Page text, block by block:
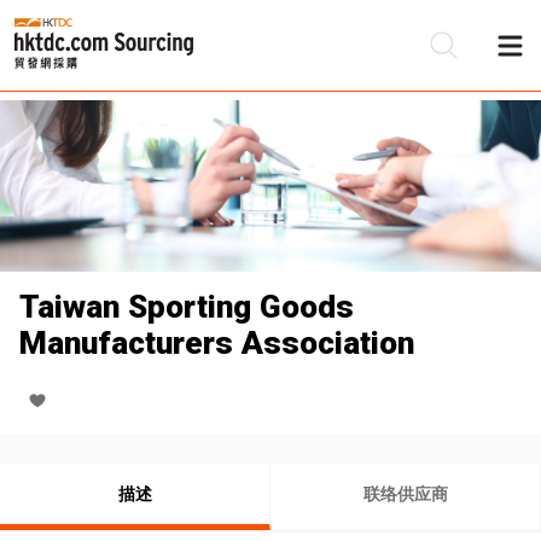
Taiwan Sporting Goods
Manufacturers Association
描述 联络供应商